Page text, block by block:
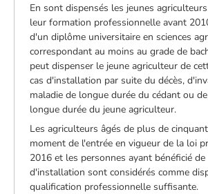
En sont dispensés les jeunes
leur formation professionnelle avant
d'un diplôme universitaire en sciences
correspondant au moins au grade de
peut dispenser le jeune agriculteur de
cas d'installation par suite du décès,
maladie de longue durée du cédant ou
longue durée du jeune agriculteur.
Les agriculteurs âgés de plus de
moment de l'entrée en vigueur de la loi
2016 et les personnes ayant bénéficié
d'installation sont considérés comme
qualification professionnelle suffisante.